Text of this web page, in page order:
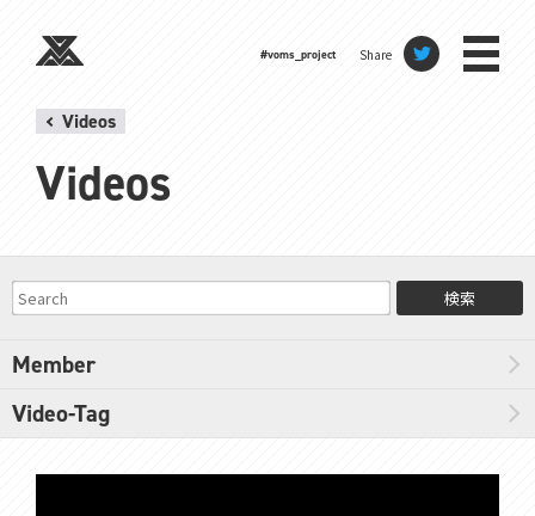
#voms_project Share
Videos
Videos
検索
Member
Video-Tag